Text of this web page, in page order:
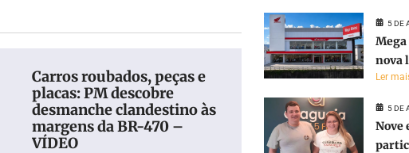
Carros roubados, peças e
placas: PM descobre
desmanche clandestino às
margens da BR-470 –
VÍDEO
5 DE
nova
Ler
5 DE
Nove